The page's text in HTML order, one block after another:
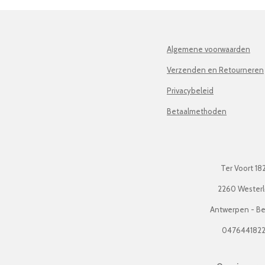
Algemene voorwaarden
Verzenden en Retourneren
Privacybeleid
Betaalmethoden
Ter Voort
2260
Antwerpen -
0476441822